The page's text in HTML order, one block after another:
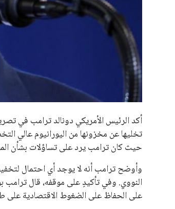
أكد الرئيس الأمريكي دونالد ترامب في
تخليها عن مخزونها من اليورانيوم عالي
حيث كان ترامب يرد على تساؤلات بشأن
وأوضح ترامب أنه لا يوجد أي احتمال
النووي. وفي تأكيدٍ على موقفه، قال ترامب
على الحفاظ على الضغوط الاقتصادية على